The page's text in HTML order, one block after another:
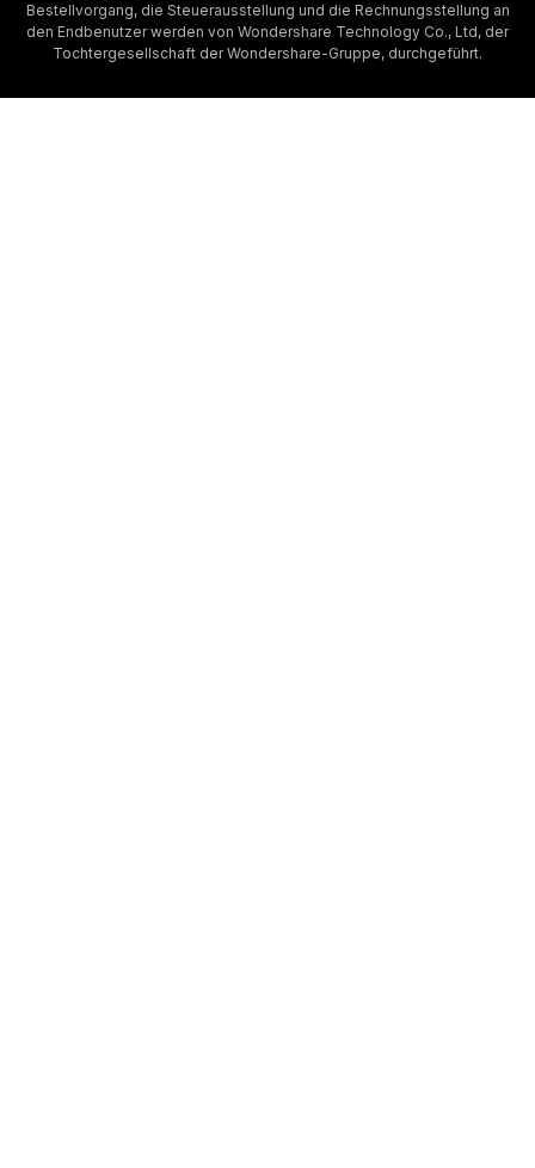
Bestellvorgang, die Steuerausstellung und die Rechnungsstellung an
den Endbenutzer werden von Wondershare Technology Co., Ltd, der
Tochtergesellschaft der Wondershare-Gruppe, durchgeführt.